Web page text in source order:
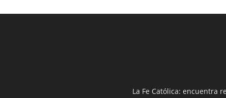
La Fe Católica: encuentra